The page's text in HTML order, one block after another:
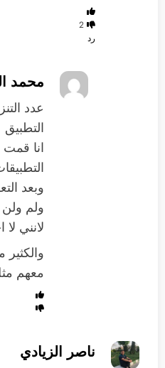
2
رد
محمد
عدد
التطبيق
انا قمت
وبعد
ولم ولن
لانني
معهم
ناصر الزيادي